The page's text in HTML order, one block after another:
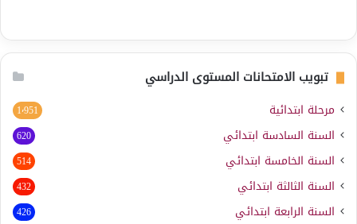
تبويب الامتحانات المستوى الدراسي
مرحلة ابتدائية 1٬951
السنة السادسة ابتدائي 620
السنة الخامسة ابتدائي 514
السنة الثالثة ابتدائي 432
السنة الرابعة ابتدائي 426